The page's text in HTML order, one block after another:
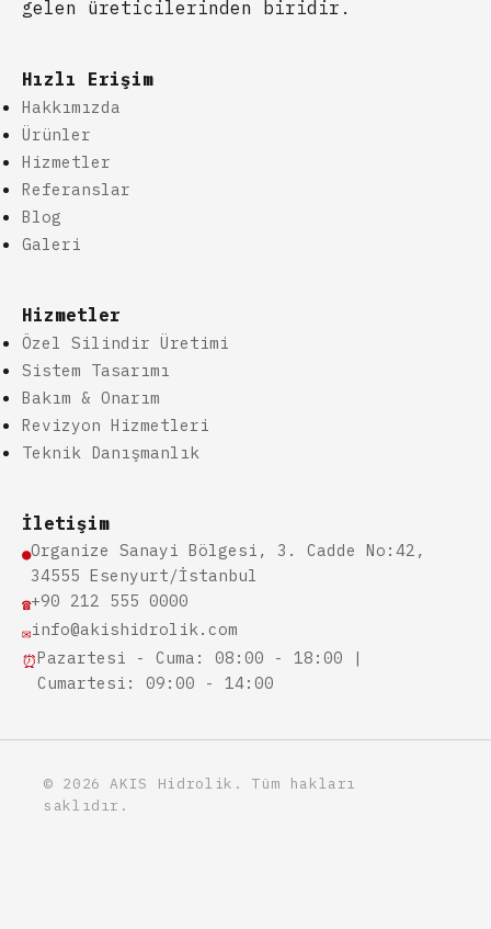
gelen üreticilerinden biridir.
Hızlı Erişim
Hakkımızda
Ürünler
Hizmetler
Referanslar
Blog
Galeri
Hizmetler
Özel Silindir Üretimi
Sistem Tasarımı
Bakım & Onarım
Revizyon Hizmetleri
Teknik Danışmanlık
İletişim
●Organize Sanayi Bölgesi, 3. Cadde No:42,
34555 Esenyurt/İstanbul
☎+90 212 555 0000
✉info@akishidrolik.com
⏰Pazartesi - Cuma: 08:00 - 18:00 |
Cumartesi: 09:00 - 14:00
© 2026 AKIS Hidrolik. Tüm hakları
saklıdır.